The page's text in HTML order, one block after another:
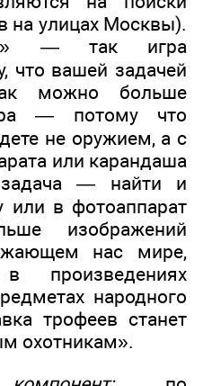
на улицах Москвы).
— так игра
что вашей задачей
можно больше
— потому что
не оружием, а с
или карандаша
— найти и
или в фотоаппарат
изображений
нас мире,
произведениях
народного
трофеев станет
охотникам».